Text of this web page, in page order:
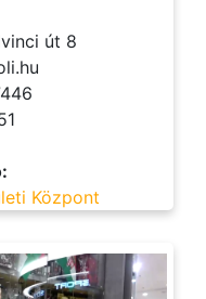
út 8
Központ